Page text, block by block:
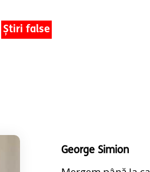
Știri false
George Simion